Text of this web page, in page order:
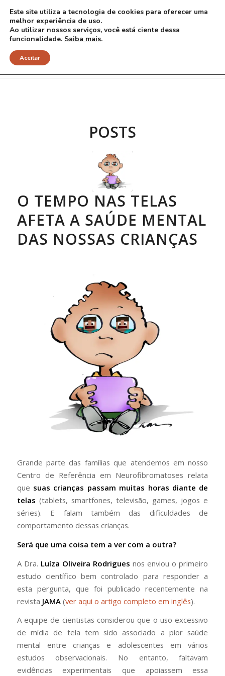
Arquivo para Tag: crianças
POSTS
O TEMPO NAS TELAS
AFETA A SAÚDE MENTAL
DAS NOSSAS CRIANÇAS
Grande parte das famílias que atendemos em nosso
Centro de Referência em Neurofibromatoses relata
que suas crianças passam muitas horas diante de
telas (tablets, smartfones, televisão, games, jogos e
séries). E falam também das dificuldades de
comportamento dessas crianças.
Será que uma coisa tem a ver com a outra?
A Dra. Luíza Oliveira Rodrigues nos enviou o primeiro
estudo científico bem controlado para responder a
esta pergunta, que foi publicado recentemente na
revista JAMA(ver aqui o artigo completo em inglês).
A equipe de cientistas considerou que o uso excessivo
de mídia de tela tem sido associado a pior saúde
mental entre crianças e adolescentes em vários
estudos observacionais. No entanto, faltavam
evidências experimentais que apoiassem essa
Este site utiliza a tecnologia de cookies para oferecer uma
melhor experiência de uso.
Ao utilizar nossos serviços, você está ciente dessa
funcionalidade. Saiba mais.
Aceitar